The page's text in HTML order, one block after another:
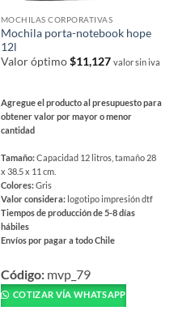
MOCHILAS CORPORATIVAS
Mochila porta-notebook hope
12l
Valor óptimo$11,127 valor sin iva
Agregue el producto al presupuesto para
obtener valor por mayor o menor
cantidad
Tamaño:Capacidad 12 litros, tamaño 28
x 38.5 x 11 cm.
Colores:Gris
Valor considera: logotipo impresión dtf
Tiempos de producción de 5-8 días
hábiles
Envíos por pagar a todo Chile
producto
tiene
múltiples
Código: mvp_79
COTIZAR VÍA WHATSAPP